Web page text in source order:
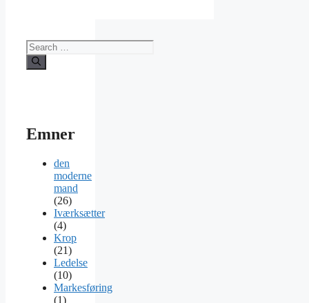
Search
for:
Emner
den
moderne
mand
(26)
Iværksætter
(4)
Krop
(21)
Ledelse
(10)
Markesføring
(1)